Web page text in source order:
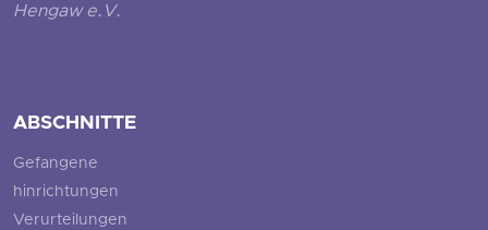
Hengaw e.V.
ABSCHNITTE
Gefangene
hinrichtungen
Verurteilungen